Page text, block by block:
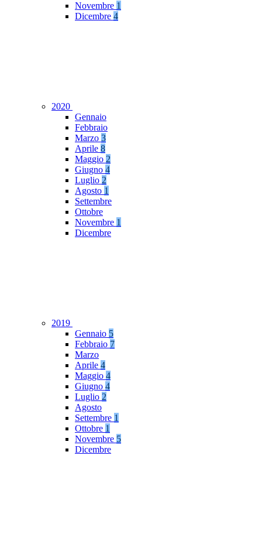
Novembre 1
Dicembre 4
2020
Gennaio
Febbraio
Marzo 3
Aprile 8
Maggio 2
Giugno 4
Luglio 2
Agosto 1
Settembre
Ottobre
Novembre 1
Dicembre
2019
Gennaio 5
Febbraio 7
Marzo
Aprile 4
Maggio 4
Giugno 4
Luglio 2
Agosto
Settembre 1
Ottobre 1
Novembre 5
Dicembre